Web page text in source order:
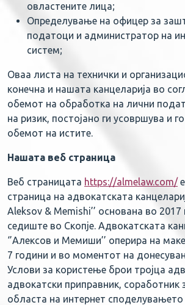
овластените лица;
Определување на офицер за
податоци и администратор на
систем;
Оваа листа на технички и
конечна и нашата канцеларија во
обемот на обработка на лични
на ризик, постојано ги усовршува и
обемот на истите.
Нашата веб страница
Веб страницата https://almelaw.com/е
страница на адвокатската
Aleksov & Memishi’’ основана во 2017
седиште во Скопје. Адвокатската
‘’Алексов и Мемиши’’ оперира на
7 години и во моментот на
Услови за користење брои тројца
адвокатски приправник,
областа на интернет споделувањето